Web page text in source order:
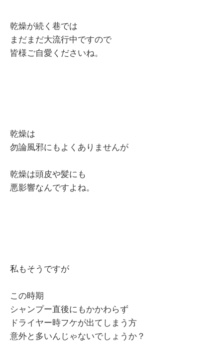
乾燥が続く巷では
まだまだ大流行中ですので
皆様ご自愛くださいね。
乾燥は
勿論風邪にもよくありませんが
乾燥は頭皮や髪にも
悪影響なんですよね。
私もそうですが
この時期
シャンプー直後にもかかわらず
ドライヤー時フケが出てしまう方
意外と多いんじゃないでしょうか？